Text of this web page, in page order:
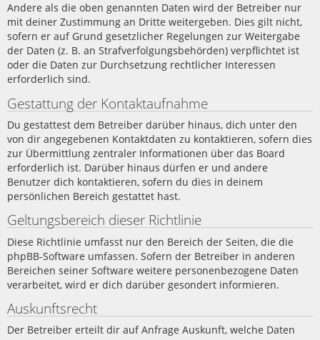
Andere als die oben genannten Daten wird der Betreiber nur
mit deiner Zustimmung an Dritte weitergeben. Dies gilt nicht,
sofern er auf Grund gesetzlicher Regelungen zur Weitergabe
der Daten (z. B. an Strafverfolgungsbehörden) verpflichtet ist
oder die Daten zur Durchsetzung rechtlicher Interessen
erforderlich sind.
Gestattung der Kontaktaufnahme
Du gestattest dem Betreiber darüber hinaus, dich unter den
von dir angegebenen Kontaktdaten zu kontaktieren, sofern dies
zur Übermittlung zentraler Informationen über das Board
erforderlich ist. Darüber hinaus dürfen er und andere
Benutzer dich kontaktieren, sofern du dies in deinem
persönlichen Bereich gestattet hast.
Geltungsbereich dieser Richtlinie
Diese Richtlinie umfasst nur den Bereich der Seiten, die die
phpBB-Software umfassen. Sofern der Betreiber in anderen
Bereichen seiner Software weitere personenbezogene Daten
verarbeitet, wird er dich darüber gesondert informieren.
Auskunftsrecht
Der Betreiber erteilt dir auf Anfrage Auskunft, welche Daten